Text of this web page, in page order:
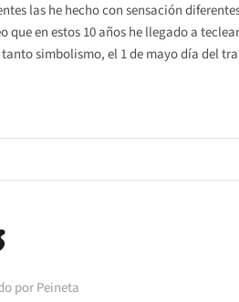
las he hecho con sensación
en estos 10 años he llegado a
simbolismo, el 1 de mayo día del
por Peineta